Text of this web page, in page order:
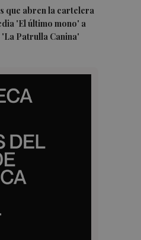
que abren la cartelera
'El último mono' a
Patrulla Canina'